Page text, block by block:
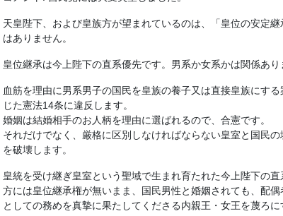
天皇陛下、および皇族方が望まれているのは、「皇位の安定
はありません。
皇位継承は今上陛下の直系優先です。男系か女系かは関係あり
血筋を理由に男系男子の国民を皇族の養子又は直接皇族にす
じた憲法14条に違反します。
婚姻は結婚相手のお人柄を理由に選ばれるので、合憲です。
それだけでなく、厳格に区別しなければならない皇室と国民
を破壊します。
皇統を受け継ぎ皇室という聖域で生まれ育たれた今上陛下の
方には皇位継承権が無いまま、国民男性と婚姻されても、配
としての務めを真摯に果たしてくださる内親王・女王を蔑ろに